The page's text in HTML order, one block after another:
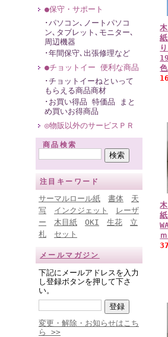
●保守・サポート
･パソコン､ノートパソコ
ン､タブレット､モニター､
周辺機器
･年間保守､出張修理など
●チョットイー 便利な商品
･チョットイーねといって
もらえる商品商材
･お買い得品 特価品 まと
め買いお得商品
◎物販以外のサービスＰＲ
商品検索
注目キーワード
サーマルロール紙 書体
天
写
インクジェット
レーザ
ー
木目紙 OKI 生花
立
札
セット
メールマガジン
下記にメールアドレスを入力
し登録ボタンを押して下さ
い。
変更・解除・お知らせはこち
ら >>